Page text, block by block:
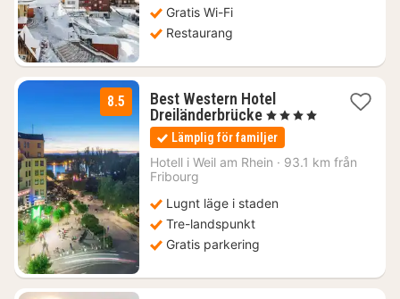
Gratis Wi-Fi
Restaurang
8.5
Best Western Hotel
Dreiländerbrücke1
natt
från
1140
, 4 Stjärnor
Lämplig för familjer
Hotell i Weil am Rhein · 93.1 km från
Fribourg
Lugnt läge i staden
Tre-landspunkt
Gratis parkering